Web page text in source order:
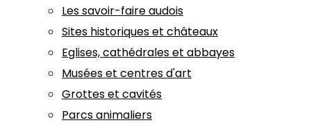
Les savoir-faire audois
Sites historiques et châteaux
Eglises, cathédrales et abbayes
Musées et centres d'art
Grottes et cavités
Parcs animaliers